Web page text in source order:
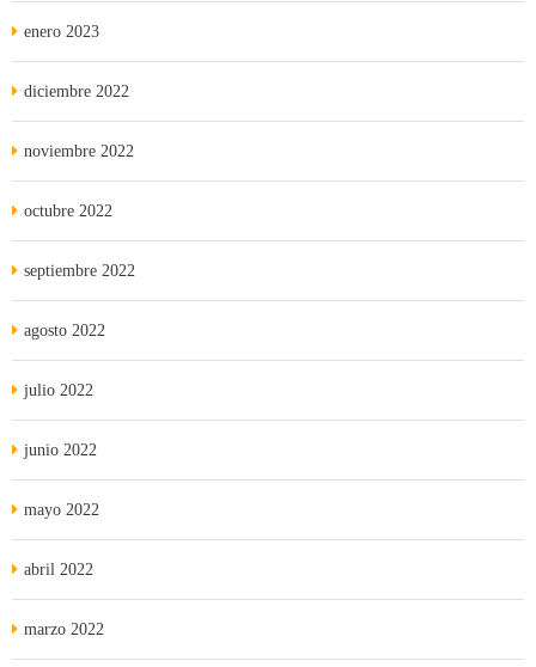
enero 2023
diciembre 2022
noviembre 2022
octubre 2022
septiembre 2022
agosto 2022
julio 2022
junio 2022
mayo 2022
abril 2022
marzo 2022